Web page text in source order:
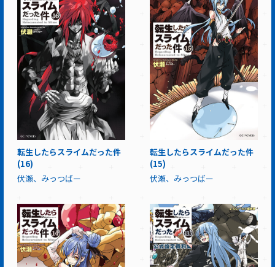
転生したらスライムだった件
(16)
伏瀬、みっつばー
転生したらスライムだった件
(15)
伏瀬、みっつばー